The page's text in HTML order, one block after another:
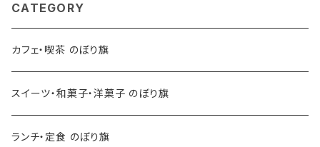
CATEGORY
カフェ・喫茶 のぼり旗
スイーツ・和菓子・洋菓子 のぼり旗
ランチ・定食 のぼり旗